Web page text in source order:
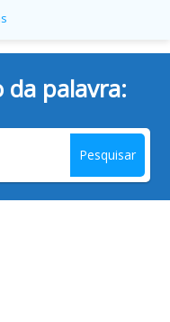
da palavra:
Pesquisar